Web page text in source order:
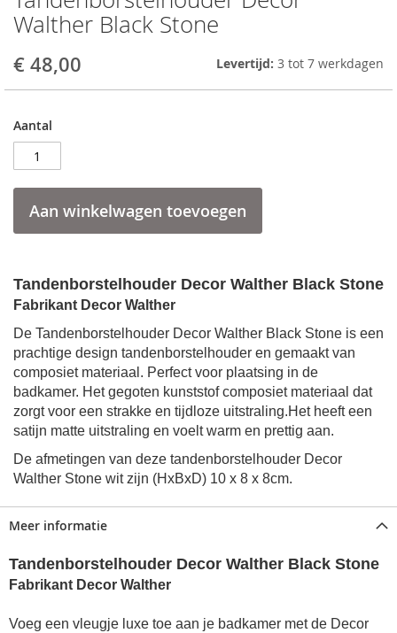
Walther Black Stone
€ 48,00 Levertijd: 3 tot 7 werkdagen
Aantal
Aan winkelwagen toevoegen
Tandenborstelhouder Decor Walther Black Stone
Fabrikant Decor Walther
De Tandenborstelhouder Decor Walther Black Stone is een
prachtige design tandenborstelhouder en gemaakt van
composiet materiaal. Perfect voor plaatsing in de
badkamer. Hetgegoten kunststof composiet materiaal dat
zorgt voor een strakke en tijdloze uitstraling.Het heeft een
satijn matte uitstraling en voelt warm en prettig aan.
De afmetingen van deze tandenborstelhouder Decor
Walther Stone witzijn (HxBxD) 10 x 8 x 8cm.
to
the
of
gallery
Meer informatie
Tandenborstelhouder Decor Walther Black Stone
Fabrikant Decor Walther
Voeg een vleugje luxe toe aan je badkamer met de Decor